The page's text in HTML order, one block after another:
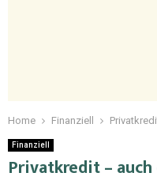
Home Finanziell
Finanziell
Privatkredit –